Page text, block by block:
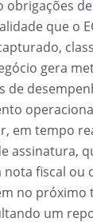
obrigações
que o
gera
de
em tempo
assinatura,
nota fiscal ou
no próximo
um